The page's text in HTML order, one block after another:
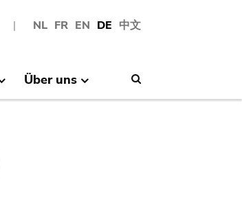
NL FR EN DE 中文
Über uns